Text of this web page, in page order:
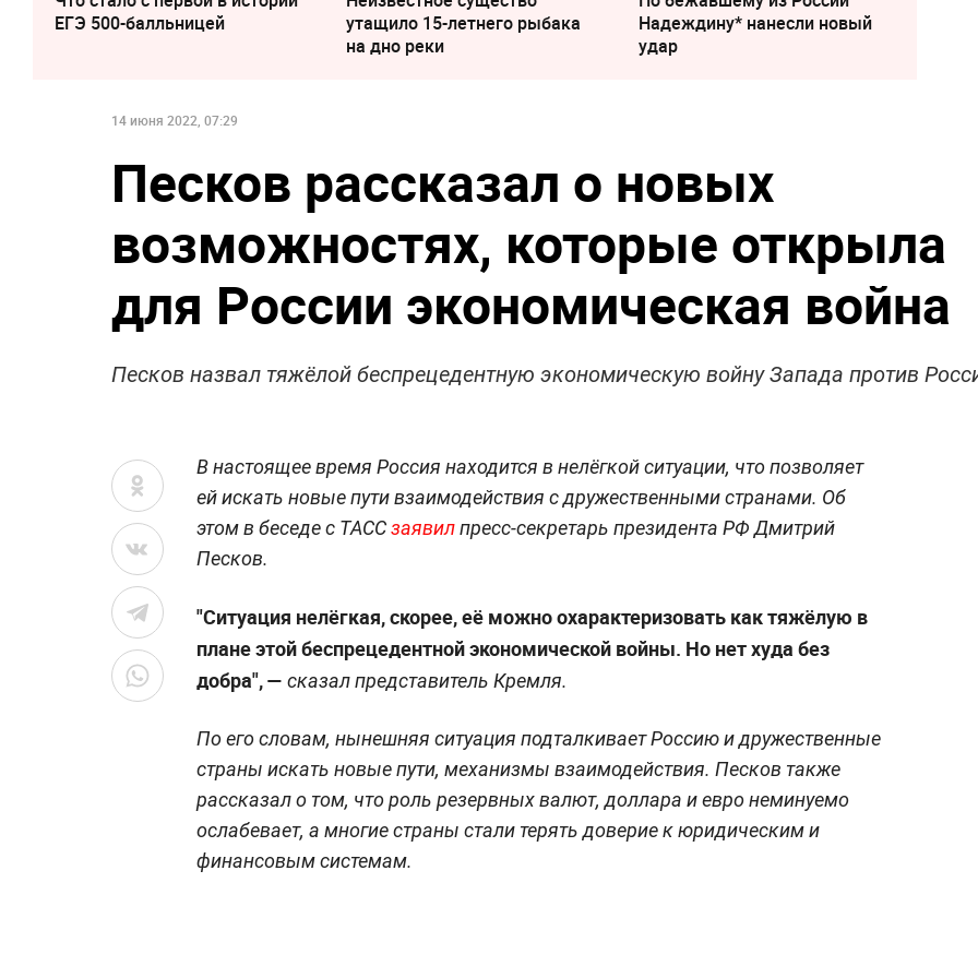
ЕГЭ 500-балльницей
утащило 15-летнего рыбака
на дно реки
Надеждину* нанесли новый
удар
14 июня 2022, 07:29
Песков рассказал о новых
возможностях, которые открыла
для России экономическая война
Песков назвал тяжёлой беспрецедентную экономическую войну Запада против
В настоящее время Россия находится в нелёгкой ситуации, что позволяет
ей искать новые пути взаимодействия с дружественными странами. Об
этом в беседе с ТАССзаявилпресс-секретарь президента РФ Дмитрий
Песков.
"Ситуация нелёгкая, скорее, её можно охарактеризовать как тяжёлую в
плане этой беспрецедентной экономической войны. Но нет худа без
добра", — сказал представитель Кремля.
По его словам, нынешняя ситуация подталкивает Россию и дружественные
страны искать новые пути, механизмы взаимодействия. Песков также
рассказал о том, что роль резервных валют, доллара и евро неминуемо
ослабевает, а многие страны стали терять доверие к юридическим и
финансовым системам.